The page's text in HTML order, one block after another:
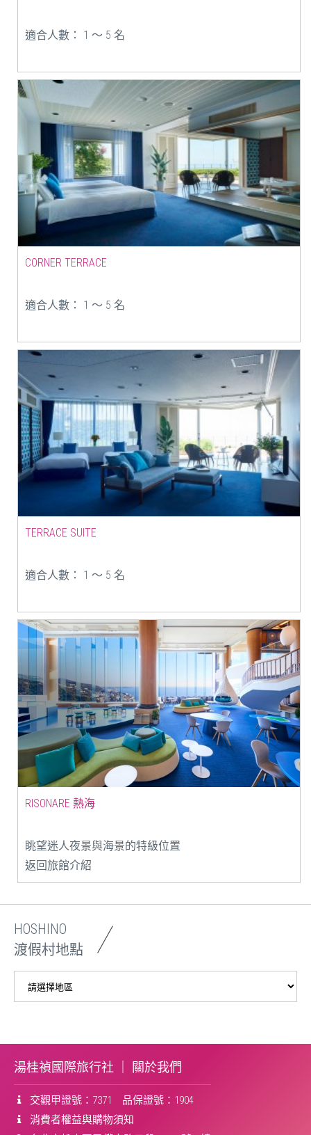
適合人數： 1 ～ 5 名
CORNER TERRACE
適合人數： 1 ～ 5 名
TERRACE SUITE
適合人數： 1 ～ 5 名
RISONARE 熱海
眺望迷人夜景與海景的特級位置
返回旅館介紹
HOSHINO
渡假村地點
湯桂禎國際旅行社 ｜ 關於我們
交觀甲證號：7371 品保證號：1904
消費者權益與購物須知